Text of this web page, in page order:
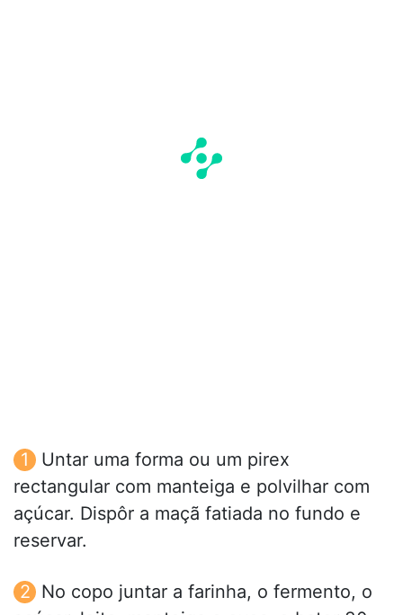
Untar uma forma ou um pirex
rectangular com manteiga e polvilhar com
açúcar. Dispôr a maçã fatiada no fundo e
reservar.
No copo juntar a farinha, o fermento, o